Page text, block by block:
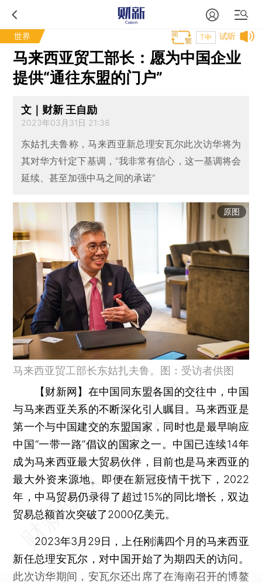
世界 试听
T中
马来西亚贸工部长：愿为中国企业
提供“通往东盟的门户”
文｜财新 王自励
2023年03月31日 21:38
东姑扎夫鲁称，马来西亚新总理安瓦尔此次访华将为
其对华方针定下基调，“我非常有信心，这一基调将会
延续、甚至加强中马之间的承诺”
原图
马来西亚贸工部长东姑扎夫鲁。图：受访者供图
【财新网】 在中国同东盟各国的交往中，中国
与马来西亚关系的不断深化引人瞩目。马来西亚是
第一个与中国建交的东盟国家，同时也是最早响应
中国“一带一路”倡议的国家之一。中国已连续14年
成为马来西亚最大贸易伙伴，目前也是马来西亚的
最大外资来源地。即便在新冠疫情干扰下，2022
年，中马贸易仍录得了超过15%的同比增长，双边
贸易总额首次突破了2000亿美元。
2023年3月29日，上任刚满四个月的马来西亚
新任总理安瓦尔，对中国开始了为期四天的访问。
此次访华期间，安瓦尔还出席了在海南召开的博鳌